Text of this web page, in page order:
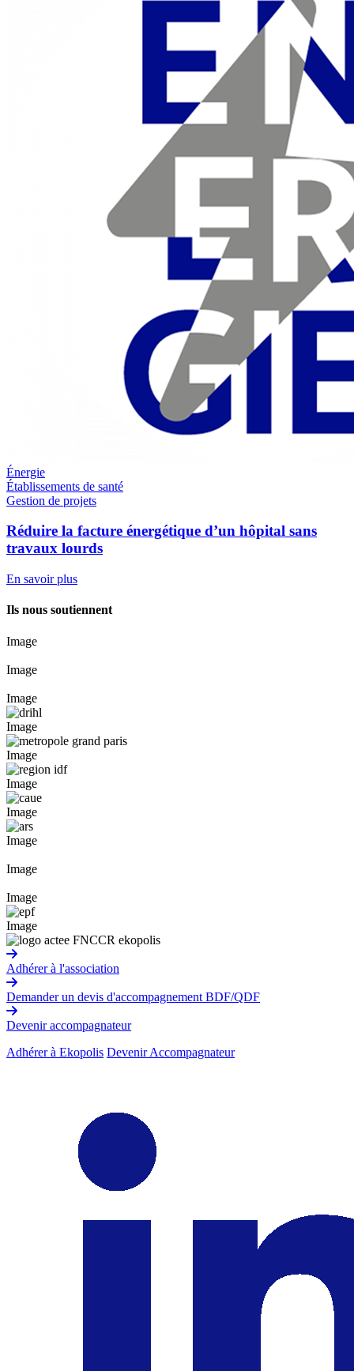
Énergie
Établissements de santé
Gestion de projets
Réduire la facture énergétique d’un hôpital sans
travaux lourds
En savoir plus
Ils nous soutiennent
Image
Image
Image
Image
Image
Image
Image
Image
Image
Image
Image
Adhérer à l'association
Demander un devis d'accompagnement BDF/QDF
Devenir accompagnateur
Adhérer à Ekopolis Devenir Accompagnateur